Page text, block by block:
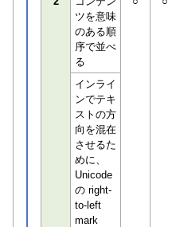
ツを意味
のある順
序で並べ
る
インライ
ンでテキ
ストの方
向を混在
させるた
めに、
Unicode
の right-
to-left
mark